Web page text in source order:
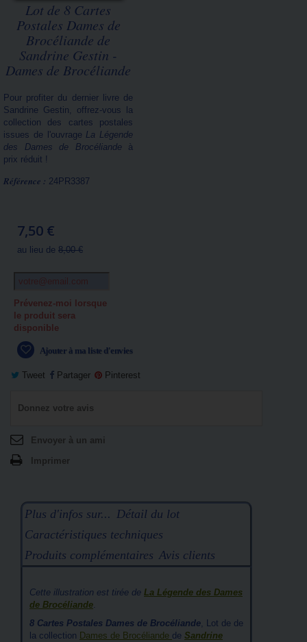
Lot de 8 Cartes
Postales Dames de
Brocéliande de
Sandrine Gestin -
Dames de Brocéliande
Pour profiter du dernier livre de
Sandrine Gestin, offrez-vous la
collection des cartes postales
issues de l'ouvrage La Légende
des Dames de Brocéliandeà
prix réduit !
Référence : 24PR3387
7,50 €
au lieu de 8,00 €
Prévenez-moi lorsque
le produit sera
disponible
Ajouter à ma liste d'envies
Tweet Partager Pinterest
Donnez votre avis
Envoyer à un ami
Imprimer
Plus d'infos sur... Détail du lot
Caractéristiques techniques
Produits complémentaires Avis clients
Cette illustration est tirée de La Légende des Dames
de Brocéliande.
8 Cartes Postales Dames de Brocéliande, Lot de de
la collection Dames de Brocéliande de Sandrine